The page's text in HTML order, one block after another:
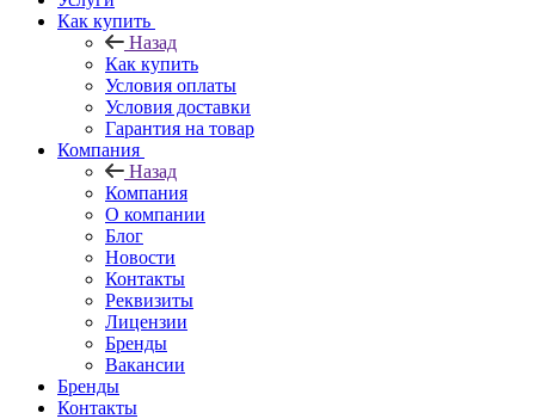
Как купить
Назад
Как купить
Условия оплаты
Условия доставки
Гарантия на товар
Компания
Назад
Компания
О компании
Блог
Новости
Контакты
Реквизиты
Лицензии
Бренды
Вакансии
Бренды
Контакты